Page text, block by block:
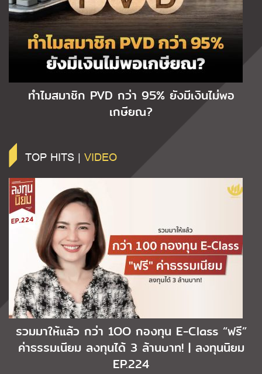
ทำไมสมาชิก PVD กว่า 95% ยังมีเงินไม่พอ
เกษียณ?
TOP HITS | VIDEO
รวมมาให้แล้ว กว่า 1OO กองทุน E-Class “ฟรี”
ค่าธรรมเนียม ลงทุนได้ 3 ล้านบาท! | ลงทุนนิยม
EP.224